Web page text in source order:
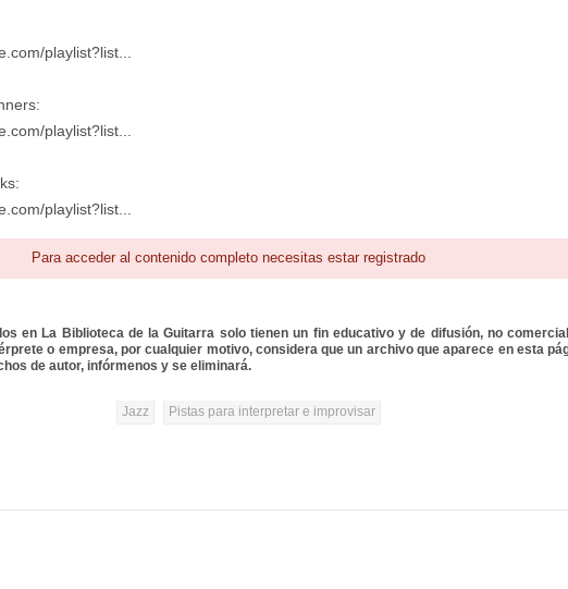
playlist?list...
playlist?list...
playlist?list...
Para acceder al contenido completo necesitas estar registrado
en La Biblioteca de la Guitarra solo tienen un fin educativo y de difusión, no
o empresa, por cualquier motivo, considera que un archivo que aparece en esta
de autor, infórmenos y se eliminará.
Jazz Pistas para interpretar e improvisar